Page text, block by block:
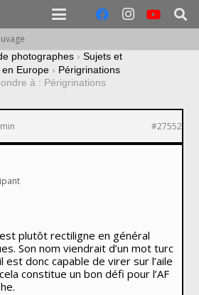
photographes › Sujets et
Europe › Périgrinations
à : Périgrinations
#27552
plutôt rectiligne en général
Son nom viendrait d’un mot turc
donc capable de virer sur l’aile
constitue un bon défi pour l’AF